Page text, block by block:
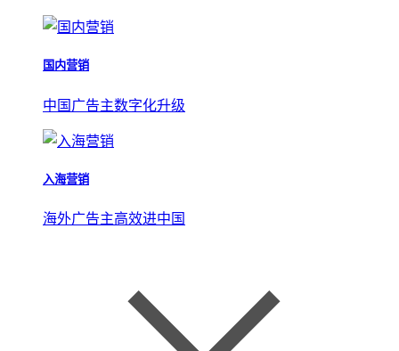
国内营销
中国广告主数字化升级
入海营销
海外广告主高效进中国